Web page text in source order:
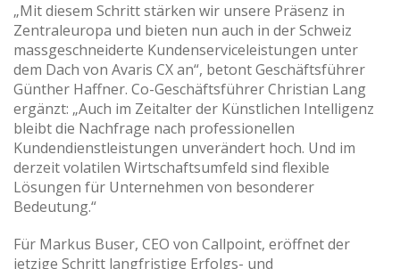
„Mit diesem Schritt stärken wir unsere Präsenz in
Zentraleuropa und bieten nun auch in der Schweiz
massgeschneiderte Kundenserviceleistungen unter
dem Dach von Avaris CX an“, betont Geschäftsführer
Günther Haffner. Co-Geschäftsführer Christian Lang
ergänzt: „Auch im Zeitalter der Künstlichen Intelligenz
bleibt die Nachfrage nach professionellen
Kundendienstleistungen unverändert hoch. Und im
derzeit volatilen Wirtschaftsumfeld sind flexible
Lösungen für Unternehmen von besonderer
Bedeutung.“
Für Markus Buser, CEO von Callpoint, eröffnet der
jetzige Schritt langfristige Erfolgs- und